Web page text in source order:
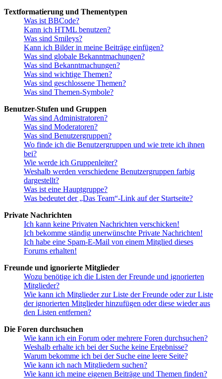
Textformatierung und Thementypen
Was ist BBCode?
Kann ich HTML benutzen?
Was sind Smileys?
Kann ich Bilder in meine Beiträge einfügen?
Was sind globale Bekanntmachungen?
Was sind Bekanntmachungen?
Was sind wichtige Themen?
Was sind geschlossene Themen?
Was sind Themen-Symbole?
Benutzer-Stufen und Gruppen
Was sind Administratoren?
Was sind Moderatoren?
Was sind Benutzergruppen?
Wo finde ich die Benutzergruppen und wie trete ich ihnen
bei?
Wie werde ich Gruppenleiter?
Weshalb werden verschiedene Benutzergruppen farbig
dargestellt?
Was ist eine Hauptgruppe?
Was bedeutet der „Das Team“-Link auf der Startseite?
Private Nachrichten
Ich kann keine Privaten Nachrichten verschicken!
Ich bekomme ständig unerwünschte Private Nachrichten!
Ich habe eine Spam-E-Mail von einem Mitglied dieses
Forums erhalten!
Freunde und ignorierte Mitglieder
Wozu benötige ich die Listen der Freunde und ignorierten
Mitglieder?
Wie kann ich Mitglieder zur Liste der Freunde oder zur Liste
der ignorierten Mitglieder hinzufügen oder diese wieder aus
den Listen entfernen?
Die Foren durchsuchen
Wie kann ich ein Forum oder mehrere Foren durchsuchen?
Weshalb erhalte ich bei der Suche keine Ergebnisse?
Warum bekomme ich bei der Suche eine leere Seite?
Wie kann ich nach Mitgliedern suchen?
Wie kann ich meine eigenen Beiträge und Themen finden?